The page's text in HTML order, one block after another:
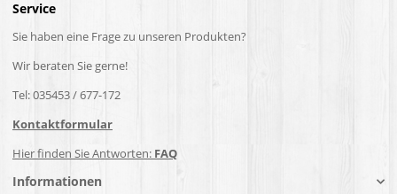
Service
Sie haben eine Frage zu unseren Produkten?
Wir beraten Sie gerne!
Tel: 035453 / 677-172
Kontaktformular
Hier finden Sie Antworten: FAQ
Informationen